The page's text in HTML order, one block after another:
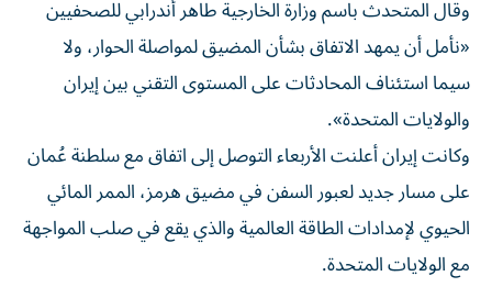
وقال المتحدث باسم وزارة الخارجية طاهر أندرابي للصحفيين
«نأمل أن يمهد الاتفاق بشأن المضيق لمواصلة الحوار، ولا
سيما استئناف المحادثات على المستوى التقني بين إيران
والولايات المتحدة».
وكانت إيران أعلنت الأربعاء التوصل إلى اتفاق مع سلطنة عُمان
على مسار جديد لعبور السفن في مضيق هرمز، الممر المائي
الحيوي لإمدادات الطاقة العالمية والذي يقع في صلب المواجهة
مع الولايات المتحدة.